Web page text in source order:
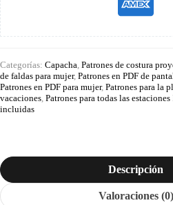
Categorías: Capacha Patrones de costura
de faldas para mujer, Patrones en PDF de
Patrones en PDF para mujer, Patrones para la
vacaciones Patrones para todas las estaciones
incluidas
Descripción
Valoraciones (0)